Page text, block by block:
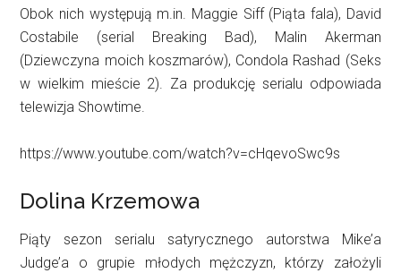
Obok nich występują m.in. Maggie Siff (Piąta fala), David
Costabile (serial Breaking Bad), Malin Akerman
(Dziewczyna moich koszmarów), Condola Rashad (Seks
w wielkim mieście 2). Za produkcję serialu odpowiada
telewizja Showtime.
https://www.youtube.com/watch?v=cHqevoSwc9s
Dolina Krzemowa
Piąty sezon serialu satyrycznego autorstwa Mike’a
Judge’a o grupie młodych mężczyzn, którzy założyli